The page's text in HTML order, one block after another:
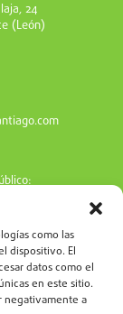
como las
dispositivo. El
datos como el
en este sitio.
negativamente a
24
(León)